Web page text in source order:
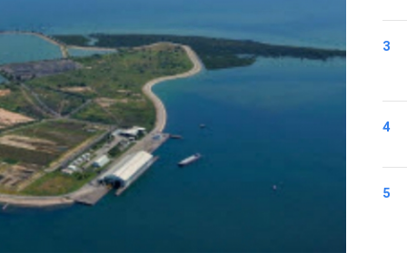
3
4
5